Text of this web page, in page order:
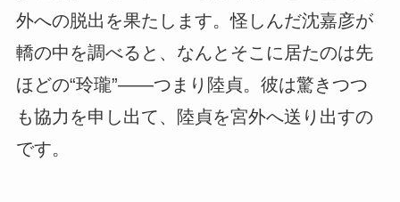
外への脱出を果たします。怪しんだ沈嘉彦が
轎の中を調べると、なんとそこに居たのは先
ほどの“玲瓏”——つまり陸貞。彼は驚きつつ
も協力を申し出て、陸貞を宮外へ送り出すの
です。